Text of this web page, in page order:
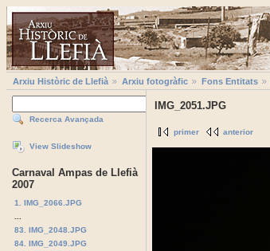
Arxiu Històric de Llefià Arxiu fotogràfic Fons Entitats
Recerca Avançada
View Slideshow
Carnaval Ampas de Llefià
2007
1. IMG_2066.JPG
83. IMG_2048.JPG
84. IMG_2049.JPG
IMG_2051.JPG
primer anterior